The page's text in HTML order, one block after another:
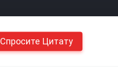
Спросите Цитату